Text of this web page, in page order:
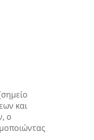
και
ο